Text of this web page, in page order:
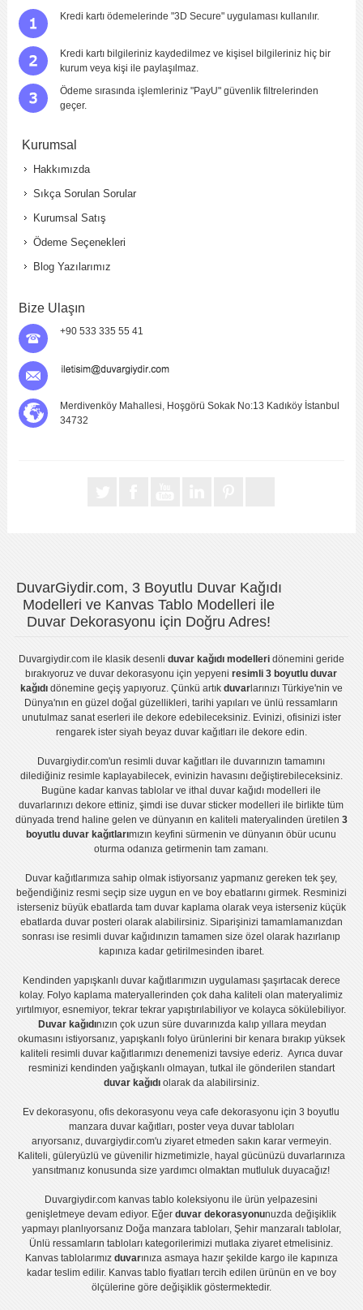
Kredi kartı ödemelerinde "3D Secure" uygulaması kullanılır.
Kredi kartı bilgileriniz kaydedilmez ve kişisel bilgileriniz hiç bir
kurum veya kişi ile paylaşılmaz.
Ödeme sırasında işlemleriniz "PayU" güvenlik filtrelerinden
geçer.
Kurumsal
Hakkımızda
Sıkça Sorulan Sorular
Kurumsal Satış
Ödeme Seçenekleri
Blog Yazılarımız
Bize Ulaşın
+90 533 335 55 41
Merdivenköy Mahallesi, Hoşgörü Sokak No:13 Kadıköy İstanbul
34732
DuvarGiydir.com, 3 Boyutlu Duvar Kağıdı
Modelleri ve Kanvas Tablo Modelleri ile
Duvar Dekorasyonu için Doğru Adres!
Duvargiydir.comile klasik desenli duvar kağıdı modelleridönemini geride
bırakıyoruz veduvar dekorasyonu için yepyeniresimli 3 boyutlu duvar
kağıdıdönemine geçiş yapıyoruz. Çünkü artık duvarlarınızı Türkiye'nin ve
Dünya'nın en güzel doğal güzellikleri, tarihi yapıları ve ünlü ressamların
unutulmaz sanat eserleri ile dekore edebileceksiniz. Evinizi, ofisinizi ister
rengarek ister siyah beyaz duvar kağıtlarıile dekore edin.
Duvargiydir.com'unresimli duvar kağıtları ile duvarınızın tamamını
dilediğiniz resimle kaplayabilecek, evinizin havasını değiştirebileceksiniz.
Bugüne kadar kanvas tablo lar veithal duvar kağıdı modelleri ile
duvarlarınızı dekore ettiniz, şimdi iseduvar sticker modelleri ile birlikte tüm
dünyada trend haline gelen ve dünyanın en kaliteli materyalinden üretilen 3
boyutlu duvar kağıtlarımızın keyfini sürmenin ve dünyanın öbür ucunu
oturma odanıza getirmenin tam zamanı.
Duvar kağıtlarımıza sahip olmak istiyorsanız yapmanız gereken tek şey,
beğendiğiniz resmi seçip size uygun en ve boy ebatlarını girmek. Resminizi
isterseniz büyük ebatlarda tam duvar kaplamaolarak veya isterseniz küçük
ebatlarda duvar posteri olarak alabilirsiniz. Siparişinizi tamamlamanızdan
sonrası iseresimli duvar kağıdınızın tamamen size özel olarak hazırlanıp
kapınıza kadar getirilmesinden ibaret.
Kendinden yapışkanlı duvar kağıtlarımızın uygulamasışaşırtacak derece
kolay. Folyo kaplama materyallerinden çok daha kaliteli olanmateryalimiz
yırtılmıyor, esnemiyor, tekrar tekrar yapıştırılabiliyor ve kolayca sökülebiliyor.
Duvar kağıdınızın çok uzun süre duvarınızda kalıp yıllara meydan
okumasını istiyorsanız, yapışkanlı folyoürünlerini bir kenara bırakıp yüksek
kaliteli resimli duvar kağıtlarımızı denemenizi tavsiye ederiz. Ayrıca duvar
resminizi kendinden yağışkanlı olmayan, tutkal ile gönderilen standart
duvar kağıdıolarak da alabilirsiniz.
Ev dekorasyonu,ofis dekorasyonu veyacafe dekorasyonu için3 boyutlu
manzara duvar kağıtları, posterveya duvar tabloları
arıyorsanız, duvargiydir.com'u ziyaret etmeden sakın karar vermeyin.
Kaliteli, güleryüzlü ve güvenilir hizmetimizle, hayal gücünüzü duvarlarınıza
yansıtmanız konusunda size yardımcı olmaktan mutluluk duyacağız!
Duvargiydir.com kanvas tablo koleksiyonu ile ürün yelpazesini
genişletmeye devam ediyor. Eğerduvar dekorasyonunuzda değişiklik
yapmayı planlıyorsanız Doğa manzara tabloları, Şehir manzaralı tablolar,
Ünlü ressamların tabloları kategorilerimizi mutlaka ziyaret etmelisiniz.
Kanvas tablolarımız duvarınıza asmaya hazır şekilde kargo ile kapınıza
kadar teslim edilir. Kanvas tablo fiyatlarıtercih edilen ürünün en ve boy
ölçülerine göre değişiklik göstermektedir.